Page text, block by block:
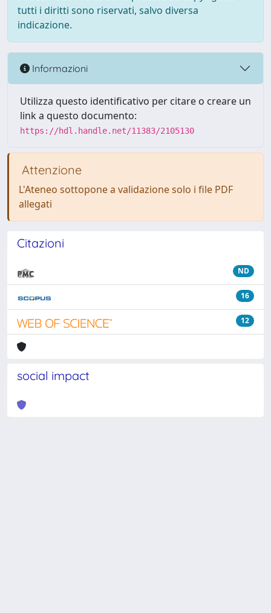
tutti i diritti sono riservati, salvo diversa
indicazione.
Informazioni
Utilizza questo identificativo per citare o creare un
link a questo documento:
https://hdl.handle.net/11383/2105130
Attenzione
L'Ateneo sottopone a validazione solo i file PDF
allegati
Citazioni
ND
16
12
social impact